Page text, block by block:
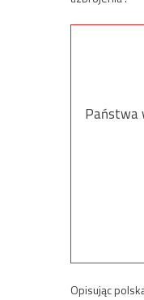
Państwa
Opisując